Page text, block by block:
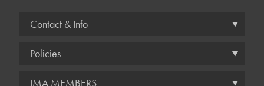
Contact & Info
Policies
IMA MEMBERS